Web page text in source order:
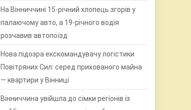
На Вінниччині 15-річний хлопець згорів у
палаючому авто, а 19-річного водія
розчавив автопоїзд
Нова підозра екскомандувачу логістики
Повітряних Сил: серед прихованого майна
— квартири у Вінниці
Вінниччина увійшла до сімки регіонів із